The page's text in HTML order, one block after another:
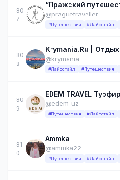
80
7
@praguetraveller
#Путешествия #Лайфстайл
80
8
Krymania.Ru |
@krymania
#Лайфстайл #Путешествия
80
9
EDEM TRAVEL
@edem_uz
#Путешествия #Лайфстайл
81
0
Ammka
@ammka22
#Путешествия #Лайфстайл